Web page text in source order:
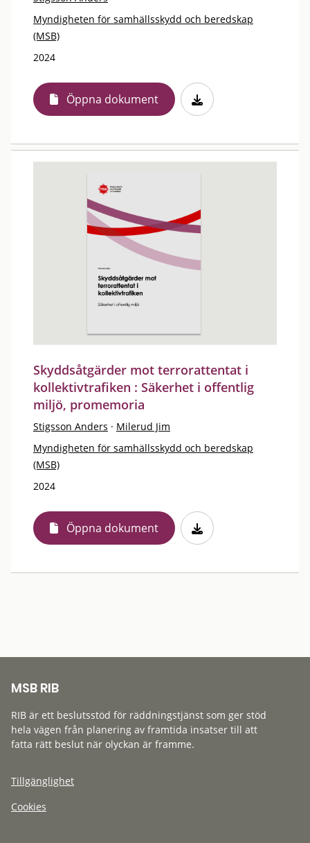
Myndigheten för samhällsskydd och beredskap
(MSB)
2024
Öppna dokument
Skyddsåtgärder mot terrorattentat i
kollektivtrafiken : Säkerhet i offentlig
miljö, promemoria
Stigsson Anders · Milerud Jim
Myndigheten för samhällsskydd och beredskap
(MSB)
2024
Öppna dokument
MSB RIB
RIB är ett beslutsstöd för räddningstjänst som ger stöd
hela vägen från planering av framtida insatser till att
fatta rätt beslut när olyckan är framme.
Tillgänglighet
Cookies